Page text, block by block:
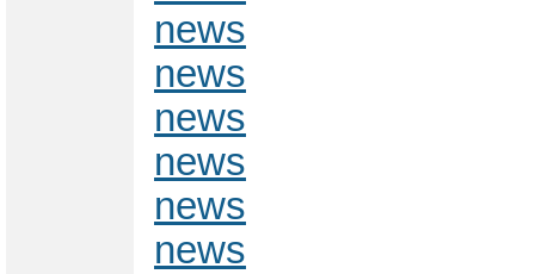
news
news
news
news
news
news